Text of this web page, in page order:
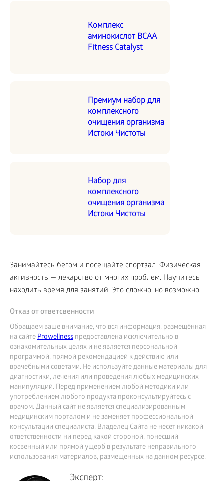
Комплекс
аминокислот BCAA
Fitness Catalyst
Премиум набор для
комплексного
очищения организма
Истоки Чистоты
Набор для
комплексного
очищения организма
Истоки Чистоты
Занимайтесь бегом и посещайте спортзал. Физическая
активность — лекарство от многих проблем. Научитесь
находить время для занятий. Это сложно, но возможно.
Отказ от ответсвенности
Обращаем ваше внимание, что вся информация, размещённая
на сайтеProwellness предоставлена исключительно в
ознакомительных целях и не является персональной
программой, прямой рекомендацией к действию или
врачебными советами. Не используйте данные материалы для
диагностики, лечения или проведения любых медицинских
манипуляций. Перед применением любой методики или
употреблением любого продукта проконсультируйтесь с
врачом. Данный сайт не является специализированным
медицинским порталом и не заменяет профессиональной
консультации специалиста. Владелец Сайта не несет никакой
ответственности ни перед какой стороной, понесший
косвенный или прямой ущерб в результате неправильного
использования материалов, размещенных на данном ресурсе.
Эксперт: